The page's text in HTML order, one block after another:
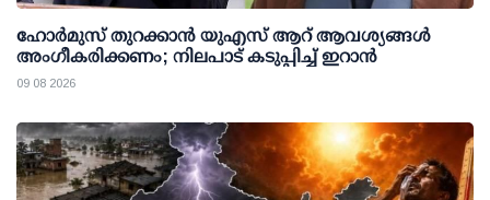
ഹോർമുസ് തുറക്കാൻ യുഎസ് ആറ് ആവശ്യങ്ങൾ
അംഗീകരിക്കണം; നിലപാട് കടുപ്പിച്ച് ഇറാൻ
09 08 2026